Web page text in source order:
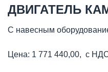
ДВИГАТЕЛЬ
С навесным
Цена: 1 771 440,00, с